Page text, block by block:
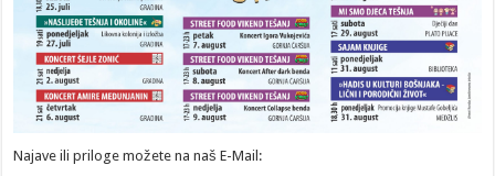
Najave ili priloge možete na naš E-Mail: